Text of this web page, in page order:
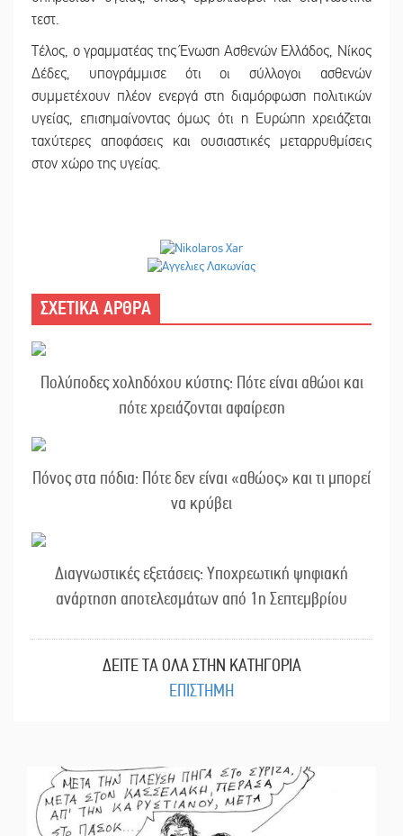
τεστ.
Τέλος, ο γραμματέας της Ένωση Ασθενών Ελλάδος, Νίκος
Δέδες, υπογράμμισε ότι οι σύλλογοι ασθενών
συμμετέχουν πλέον ενεργά στη διαμόρφωση πολιτικών
υγείας, επισημαίνοντας όμως ότι η Ευρώπη χρειάζεται
ταχύτερες αποφάσεις και ουσιαστικές μεταρρυθμίσεις
στον χώρο της υγείας.
ΣΧΕΤΙΚΑ ΑΡΘΡΑ
Πολύποδες χοληδόχου κύστης: Πότε είναι αθώοι και
πότε χρειάζονται αφαίρεση
Πόνος στα πόδια: Πότε δεν είναι «αθώος» και τι μπορεί
να κρύβει
Διαγνωστικές εξετάσεις: Υποχρεωτική ψηφιακή
ανάρτηση αποτελεσμάτων από 1η Σεπτεμβρίου
ΔΕΙΤΕ ΤΑ ΟΛΑ ΣΤΗΝ ΚΑΤΗΓΟΡΙΑ
ΕΠΙΣΤΗΜΗ